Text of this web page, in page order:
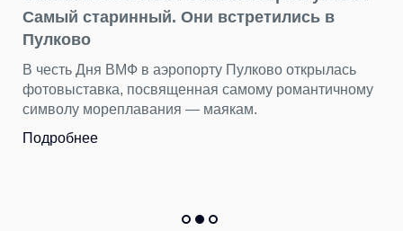
в
Пулково открылась
самому романтичному
22.07.2026
находим в Пулково
Бюст древнегреческой